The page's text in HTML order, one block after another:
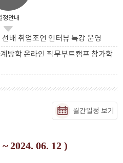
정안내
배 취업조언 인터뷰 특강 운영
방학 온라인 직무부트캠프 참가학
월간일정 보기
2024. 06. 12 )